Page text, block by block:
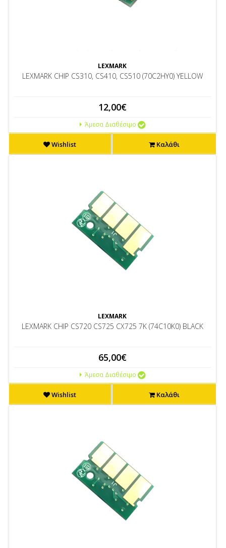
LEXMARK
LEXMARK CHIP CS310, CS410, CS510 (70C2HY0) YELLOW
12,00€
Άμεσα Διαθέσιμο
Wishlist Καλάθι
LEXMARK
LEXMARK CHIP CS720 CS725 CX725 7K (74C10K0) BLACK
65,00€
Άμεσα Διαθέσιμο
Wishlist Καλάθι